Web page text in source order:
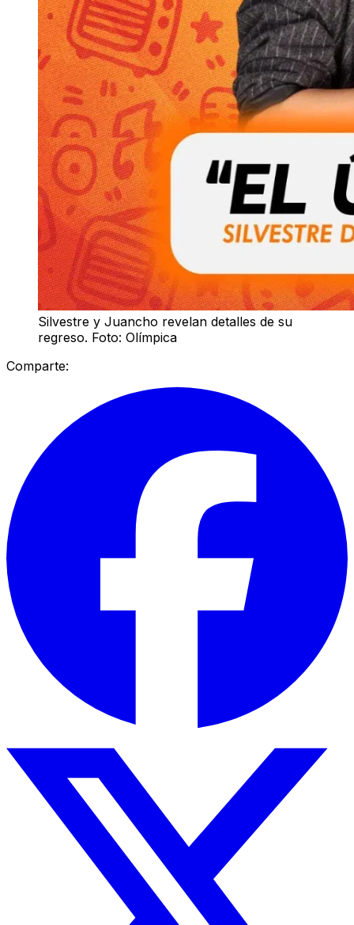
Silvestre y Juancho revelan detalles de su
regreso. Foto: Olímpica
Comparte: